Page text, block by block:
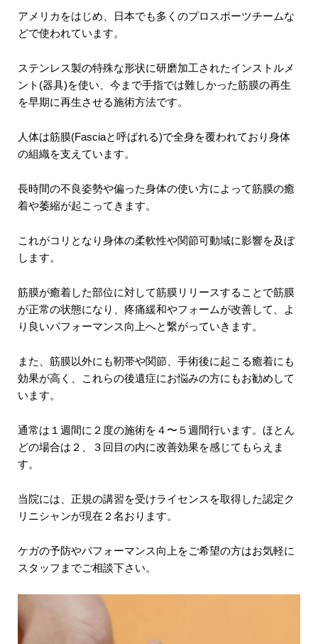
アメリカをはじめ、日本でも多くのプロスポーツチームな
どで使われています。
ステンレス製の特殊な形状に研磨加工されたインストルメ
ント(器具)を使い、今まで手指では難しかった筋膜の再生
を早期に再生させる施術方法です。
人体は筋膜(Fasciaと呼ばれる)で全身を覆われており身体
の組織を支えています。
長時間の不良姿勢や偏った身体の使い方によって筋膜の癒
着や萎縮が起こってきます。
これがコリとなり身体の柔軟性や関節可動域に影響を及ぼ
します。
筋膜が癒着した部位に対して筋膜リリースすることで筋膜
が正常の状態になり、疼痛緩和やフォームが改善して、よ
り良いパフォーマンス向上へと繋がっていきます。
また、筋膜以外にも靭帯や関節、手術後に起こる癒着にも
効果が高く、これらの後遺症にお悩みの方にもお勧めして
います。
通常は１週間に２度の施術を４〜５週間行います。ほとん
どの場合は２、３回目の内に改善効果を感じてもらえま
す。
当院には、正規の講習を受けライセンスを取得した認定ク
リニシャンが現在２名おります。
ケガの予防やパフォーマンス向上をご希望の方はお気軽に
スタッフまでご相談下さい。